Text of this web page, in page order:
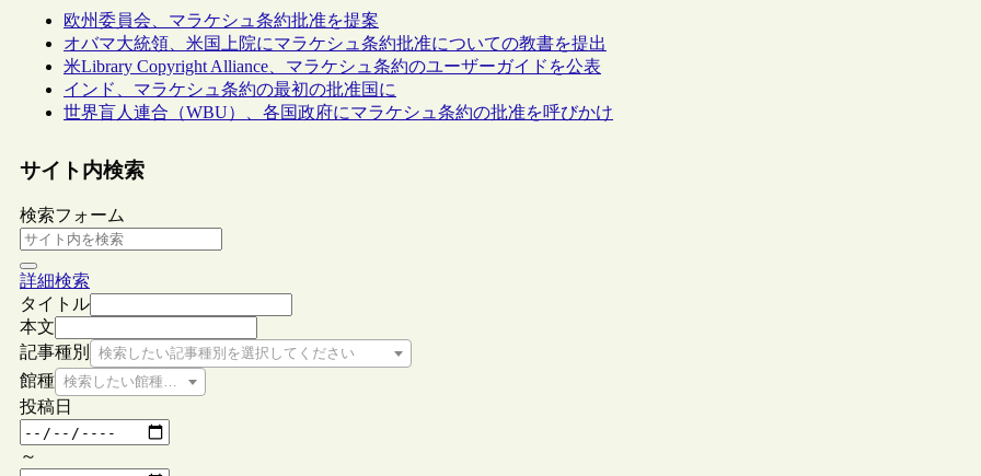
欧州委員会、マラケシュ条約批准を提案
オバマ大統領、米国上院にマラケシュ条約批准についての教書を提出
米Library Copyright Alliance、マラケシュ条約のユーザーガイドを公表
インド、マラケシュ条約の最初の批准国に
世界盲人連合（WBU）、各国政府にマラケシュ条約の批准を呼びかけ
サイト内検索
検索フォーム
詳細検索
タイトル
本文
記事種別
検索したい記事種別を選択してください
館種 検索したい館種を選択してください
投稿日
～